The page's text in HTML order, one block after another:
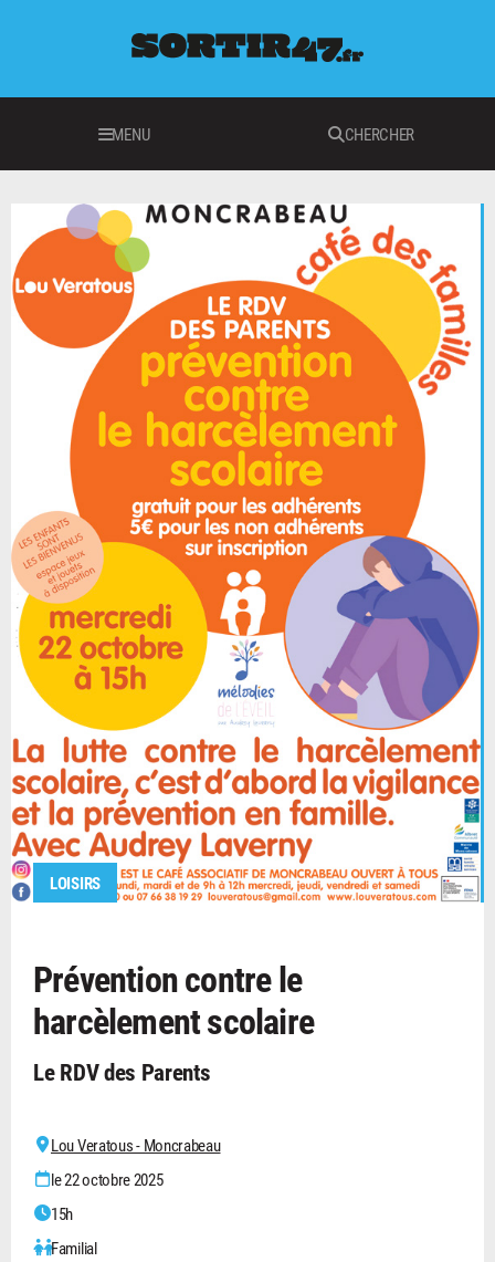
MENU CHERCHER
LOISIRS
Prévention contre le
harcèlement scolaire
Le RDV des Parents
Lou Veratous - Moncrabeau
le 22 octobre 2025
15h
Familial